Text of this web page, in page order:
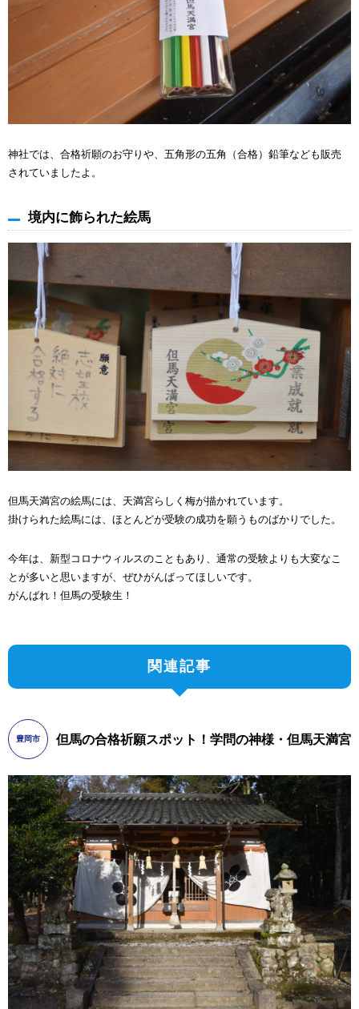
神社では、合格祈願のお守りや、五角形の五角（合格）鉛筆なども販売
されていましたよ。
境内に飾られた絵馬
但馬天満宮の絵馬には、天満宮らしく梅が描かれています。
掛けられた絵馬には、ほとんどが受験の成功を願うものばかりでした。
今年は、新型コロナウィルスのこともあり、通常の受験よりも大変なこ
とが多いと思いますが、ぜひがんばってほしいです。
がんばれ！但馬の受験生！
関連記事
豊岡市 但馬の合格祈願スポット！学問の神様・但馬天満宮